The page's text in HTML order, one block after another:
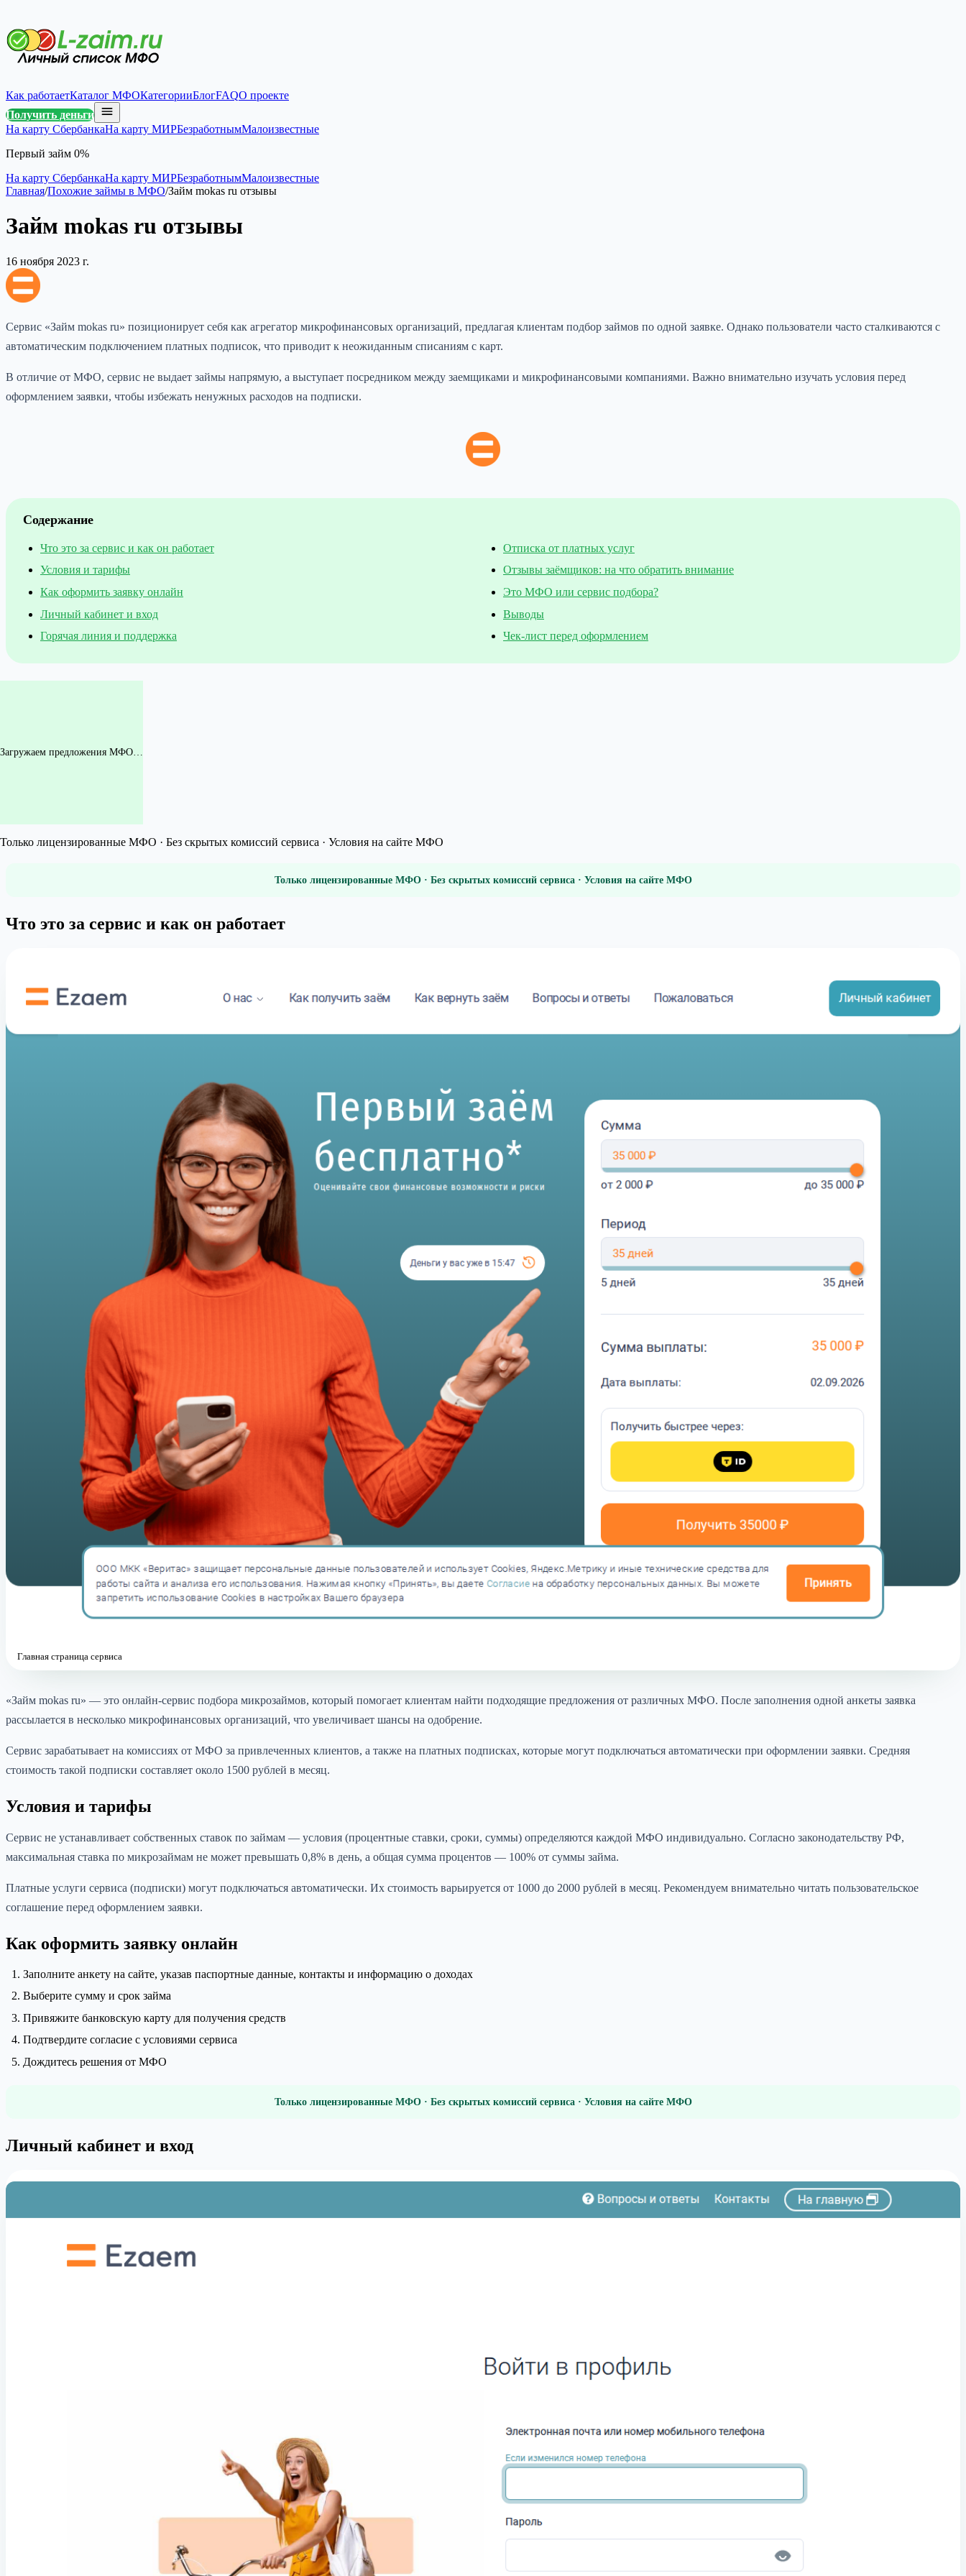
Как работаетКаталог МФОКатегорииБлогFAQО проекте
Получить деньги
На карту СбербанкаНа карту МИРБезработнымМалоизвестные
Первый займ 0%
На карту СбербанкаНа карту МИРБезработнымМалоизвестные
Главная/Похожие займы в МФО/Займ mokas ru отзывы
Займ mokas ru отзывы
16 ноября 2023 г.
Сервис «Займ mokas ru» позиционирует себя как агрегатор микрофинансовых организаций, предлагая клиентам подбор займов по одной заявке. Однако пользователи часто сталкиваются с
автоматическим подключением платных подписок, что приводит к неожиданным списаниям с карт.
В отличие от МФО, сервис не выдает займы напрямую, а выступает посредником между заемщиками и микрофинансовыми компаниями. Важно внимательно изучать условия перед
оформлением заявки, чтобы избежать ненужных расходов на подписки.
Содержание
Что это за сервис и как он работает
Условия и тарифы
Как оформить заявку онлайн
Личный кабинет и вход
Горячая линия и поддержка
Отписка от платных услуг
Отзывы заёмщиков: на что обратить внимание
Это МФО или сервис подбора?
Выводы
Чек-лист перед оформлением
Загружаем предложения МФО…
Только лицензированные МФО · Без скрытых комиссий сервиса · Условия на сайте МФО
Только лицензированные МФО · Без скрытых комиссий сервиса · Условия на сайте МФО
Что это за сервис и как он работает
Главная страница сервиса
«Займ mokas ru» — это онлайн-сервис подбора микрозаймов, который помогает клиентам найти подходящие предложения от различных МФО. После заполнения одной анкеты заявка
рассылается в несколько микрофинансовых организаций, что увеличивает шансы на одобрение.
Сервис зарабатывает на комиссиях от МФО за привлеченных клиентов, а также на платных подписках, которые могут подключаться автоматически при оформлении заявки. Средняя
стоимость такой подписки составляет около 1500 рублей в месяц.
Условия и тарифы
Сервис не устанавливает собственных ставок по займам — условия (процентные ставки, сроки, суммы) определяются каждой МФО индивидуально. Согласно законодательству РФ,
максимальная ставка по микрозаймам не может превышать 0,8% в день, а общая сумма процентов — 100% от суммы займа.
Платные услуги сервиса (подписки) могут подключаться автоматически. Их стоимость варьируется от 1000 до 2000 рублей в месяц. Рекомендуем внимательно читать пользовательское
соглашение перед оформлением заявки.
Как оформить заявку онлайн
Заполните анкету на сайте, указав паспортные данные, контакты и информацию о доходах
Выберите сумму и срок займа
Привяжите банковскую карту для получения средств
Подтвердите согласие с условиями сервиса
Дождитесь решения от МФО
Только лицензированные МФО · Без скрытых комиссий сервиса · Условия на сайте МФО
Личный кабинет и вход